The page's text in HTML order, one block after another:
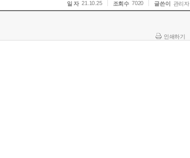
일 자 21.10.25 조회수 7020 글쓴이 관리자
인쇄하기